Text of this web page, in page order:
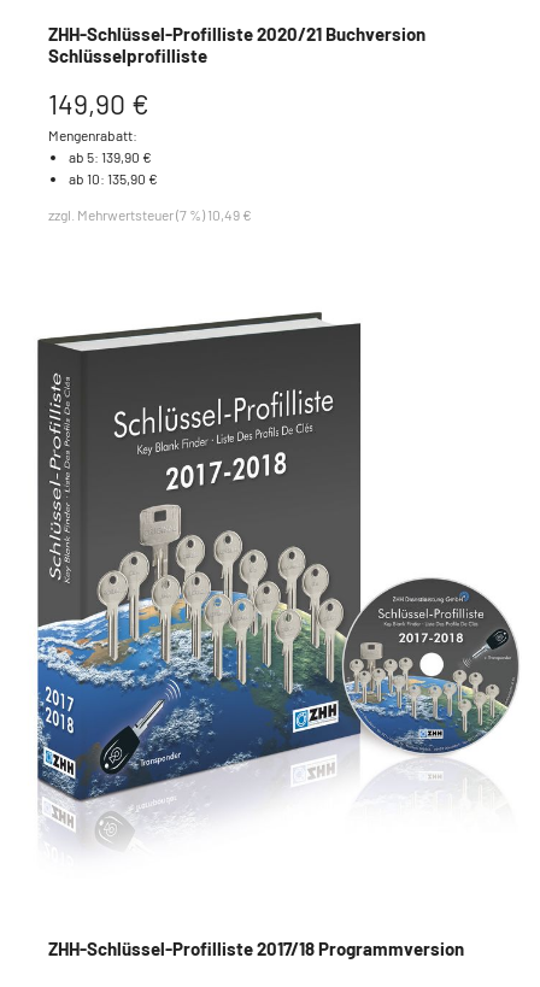
ZHH-Schlüssel-Profilliste 2020/21 Buchversion
Schlüsselprofilliste
149,90 €
Mengenrabatt:
ab 5: 139,90 €
ab 10: 135,90 €
zzgl. Mehrwertsteuer (7 %) 10,49 €
ZHH-Schlüssel-Profilliste 2017/18 Programmversion